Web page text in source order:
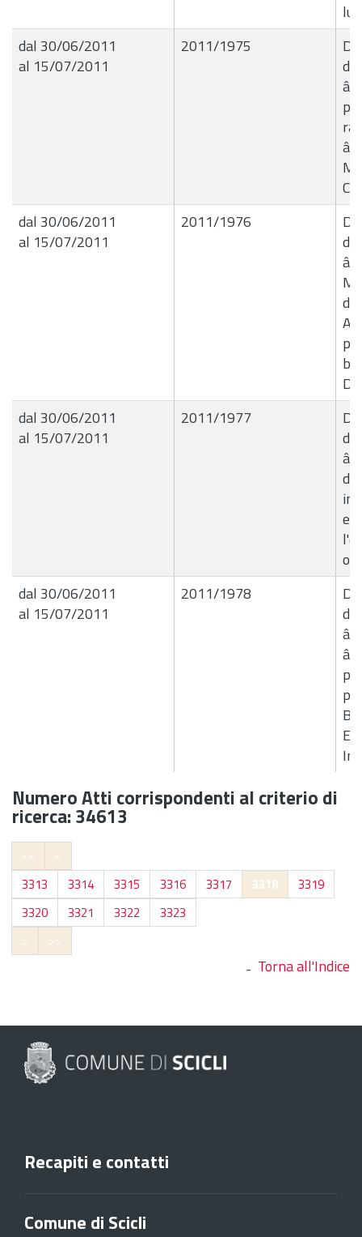
dal 30/06/2011
al 15/07/2011
2011/1975
dal 30/06/2011
al 15/07/2011
2011/1976
dal 30/06/2011
al 15/07/2011
2011/1977
di
dal 30/06/2011
al 15/07/2011
2011/1978
Numero Atti corrispondenti al criterio di
ricerca: 34613
<<
<
3313
3314 3315 3316 3317 3318
3319
3320
3321 3322
3323
>
>>
Torna all'Indice
Recapiti e contatti
Comune di Scicli